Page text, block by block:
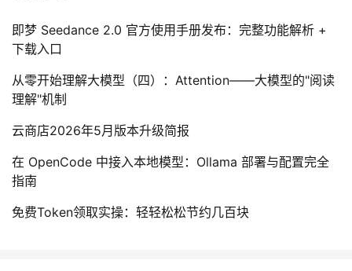
即梦 Seedance 2.0 官方使用手册发布：完整功能解析 +
下载入口
从零开始理解大模型（四）：Attention——大模型的"阅读
理解"机制
云商店2026年5月版本升级简报
在 OpenCode 中接入本地模型：Ollama 部署与配置完全
指南
免费Token领取实操：轻轻松松节约几百块